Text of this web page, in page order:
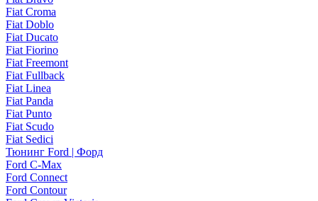
Fiat Croma
Fiat Doblo
Fiat Ducato
Fiat Fiorino
Fiat Freemont
Fiat Fullback
Fiat Linea
Fiat Panda
Fiat Punto
Fiat Scudo
Fiat Sedici
Тюнинг Ford | Форд
Ford C-Max
Ford Connect
Ford Contour